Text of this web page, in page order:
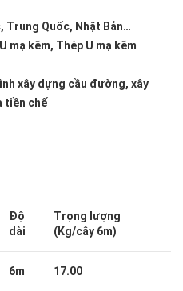
Trung Quốc, Nhật Bản…
mạ kẽm, Thép U mạ kẽm
xây dựng cầu đường, xây
tiền chế
Độ
dài
Trọng lượng
(Kg/cây 6m)
6m 17.00